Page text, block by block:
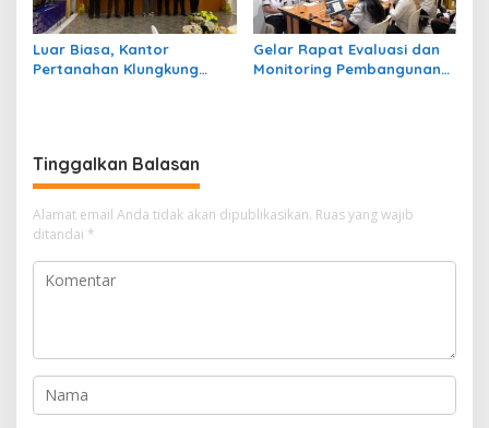
Luar Biasa, Kantor
Pertanahan Klungkung
Gelar Rapat Evaluasi dan
Monitoring Pembangunan
Tinggalkan Balasan
Alamat email Anda tidak akan dipublikasikan. Ruas yang wajib
ditandai *